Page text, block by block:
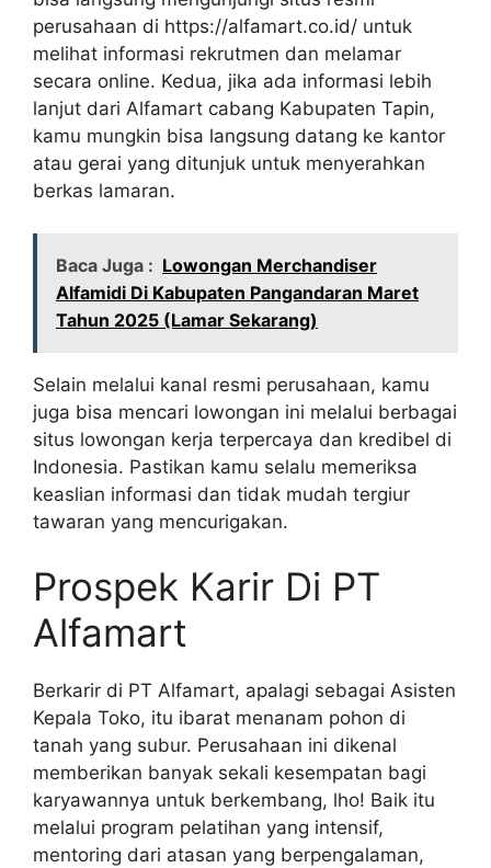
perusahaan di https://alfamart.co.id/ untuk
melihat informasi rekrutmen dan melamar
secara online. Kedua, jika ada informasi lebih
lanjut dari Alfamart cabang Kabupaten Tapin,
kamu mungkin bisa langsung datang ke kantor
atau gerai yang ditunjuk untuk menyerahkan
berkas lamaran.
Baca Juga : Lowongan Merchandiser
Alfamidi Di Kabupaten Pangandaran Maret
Tahun 2025 (Lamar Sekarang)
Selain melalui kanal resmi perusahaan, kamu
juga bisa mencari lowongan ini melalui berbagai
situs lowongan kerja terpercaya dan kredibel di
Indonesia. Pastikan kamu selalu memeriksa
keaslian informasi dan tidak mudah tergiur
tawaran yang mencurigakan.
Prospek Karir Di PT
Alfamart
Berkarir di PT Alfamart, apalagi sebagai Asisten
Kepala Toko, itu ibarat menanam pohon di
tanah yang subur. Perusahaan ini dikenal
memberikan banyak sekali kesempatan bagi
karyawannya untuk berkembang, lho! Baik itu
melalui program pelatihan yang intensif,
mentoring dari atasan yang berpengalaman,